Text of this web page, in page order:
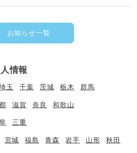
お知らせ一覧
情報
玉 千葉 茨城 栃木 群馬
滋賀 奈良 和歌山
三重
宮城 福島 青森 岩手 山形 秋田